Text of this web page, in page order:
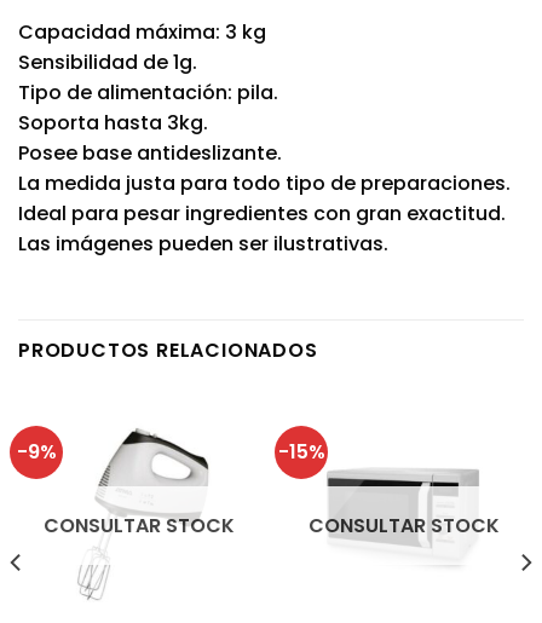
Capacidad máxima: 3 kg
Sensibilidad de 1g.
Tipo de alimentación: pila.
Soporta hasta 3kg.
Posee base antideslizante.
La medida justa para todo tipo de preparaciones.
Ideal para pesar ingredientes con gran exactitud.
Las imágenes pueden ser ilustrativas.
PRODUCTOS RELACIONADOS
-9%
CONSULTAR STOCK
-15%
CONSULTAR STOCK